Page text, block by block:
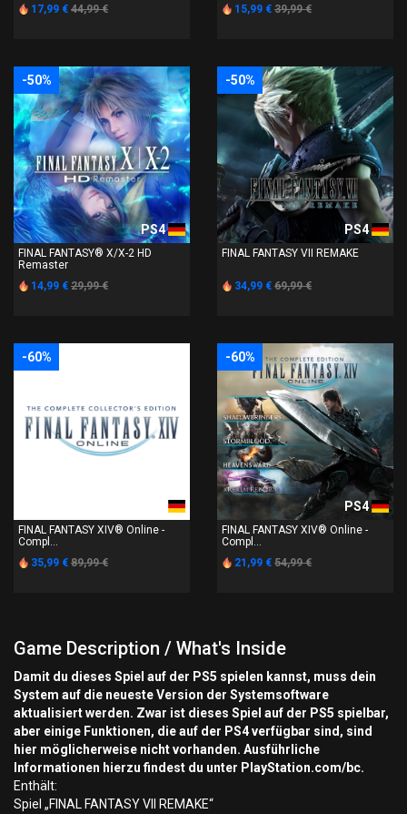
17,99 € 44,99 € 15,99 € 39,99 €
-50%
PS4
FINAL FANTASY® X/X-2 HD
Remaster
14,99 € 29,99 €
-50%
PS4
FINAL FANTASY VII REMAKE
34,99 € 69,99 €
-60%
PS4
FINAL FANTASY XIV® Online -
Compl...
35,99 € 89,99 €
-60%
PS4
FINAL FANTASY XIV® Online -
Compl...
21,99 € 54,99 €
Game Description / What's Inside
Damit du dieses Spiel auf der PS5 spielen kannst, muss dein
System auf die neueste Version der Systemsoftware
aktualisiert werden. Zwar ist dieses Spiel auf der PS5 spielbar,
aber einige Funktionen, die auf der PS4 verfügbar sind, sind
hier möglicherweise nicht vorhanden. Ausführliche
Informationen hierzu findest du unter PlayStation.com/bc.
Enthält:
Spiel „FINAL FANTASY VII REMAKE“